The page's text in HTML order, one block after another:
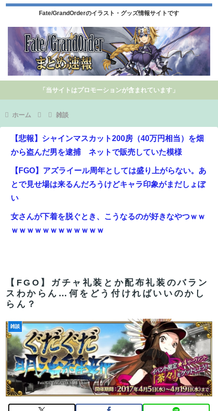
Fate/GrandOrderのイラスト・グッズ情報サイトです
「当サイトはプロモーションが含まれています」
ホーム 雑談
【悲報】シャインマスカット200房（40万円相当）を畑
から盗んだ男を逮捕 ネットで販売していた模様
【FGO】アズライール周年としては盛り上がらない。あ
とで見せ場は来るんだろうけどキャラ印象がまだしょぼ
い
女さんが下着を脱ぐとき、こうなるのが好きなやつｗｗ
ｗｗｗｗｗｗｗｗｗｗｗｗ
れ日本で育ち日本語話す。誰に何を言われようが日本
人、日本人であるプライドがある」
3986
【急募】作中最強だと思ったのにアッサリ死んだキャラ
←誰そうぞうした？
【FGO】リリス Fate/GrandOrderのイラスト紹介3987
【FGO】アズライールはお迎えした方がいいのか教えて
【FGO】ガチャ礼装とか配布礼装のバラン
スわからん…何をどう付ければいいのかし
らん？
雑談